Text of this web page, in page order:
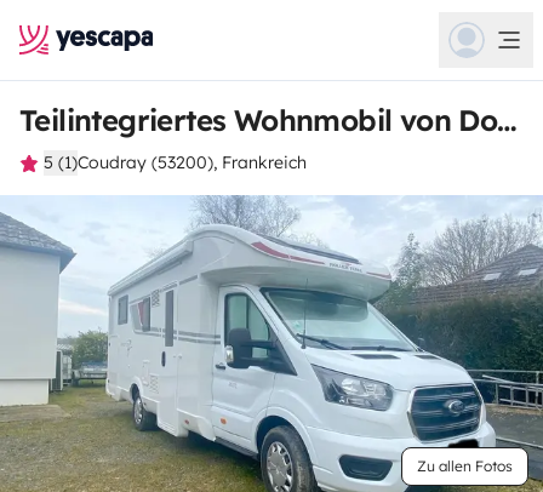
Teilintegriertes Wohnmobil von Dominique
5 (1)Coudray (53200), Frankreich
Zu allen Fotos